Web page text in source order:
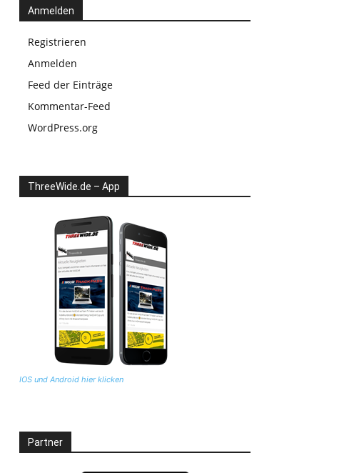
Anmelden
Registrieren
Anmelden
Feed der Einträge
Kommentar-Feed
WordPress.org
ThreeWide.de – App
IOS und Android hier klicken
Partner